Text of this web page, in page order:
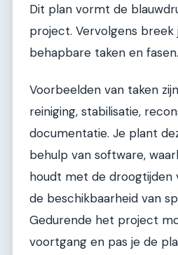
Dit plan vormt de
project. Vervolgens
behapbare taken en fasen.
Voorbeelden van taken
reiniging, stabilisatie,
documentatie. Je plant
behulp van software,
houdt met de droogtijden
de beschikbaarheid van
Gedurende het project
voortgang en pas je de